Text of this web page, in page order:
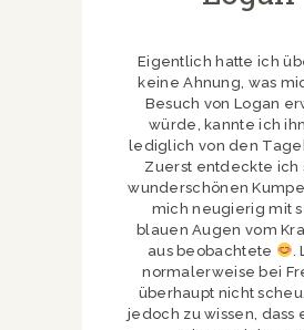
Eigentlich hatte ich
keine Ahnung, was
Besuch von Logan
würde, kannte ich
lediglich von den
Zuerst entdeckte ich
wunderschönen
mich neugierig mit
blauen Augen vom
aus beobachtete
normalerweise bei
überhaupt nicht
jedoch zu wissen, dass